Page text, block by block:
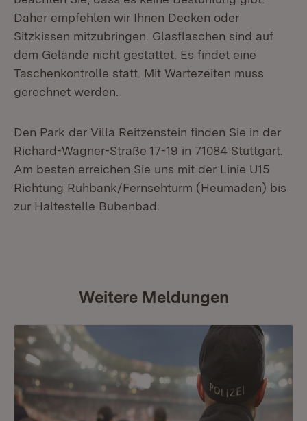
Daher empfehlen wir Ihnen Decken oder
Sitzkissen mitzubringen. Glasflaschen sind auf
dem Gelände nicht gestattet. Es findet eine
Taschenkontrolle statt. Mit Wartezeiten muss
gerechnet werden.
Den Park der Villa Reitzenstein finden Sie in der
Richard-Wagner-Straße 17-19 in 71084 Stuttgart.
Am besten erreichen Sie uns mit der Linie U15
Richtung Ruhbank/Fernsehturm (Heumaden) bis
zur Haltestelle Bubenbad.
Weitere Meldungen